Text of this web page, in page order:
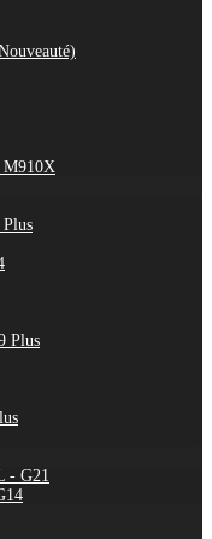
M910X
Plus
- G21